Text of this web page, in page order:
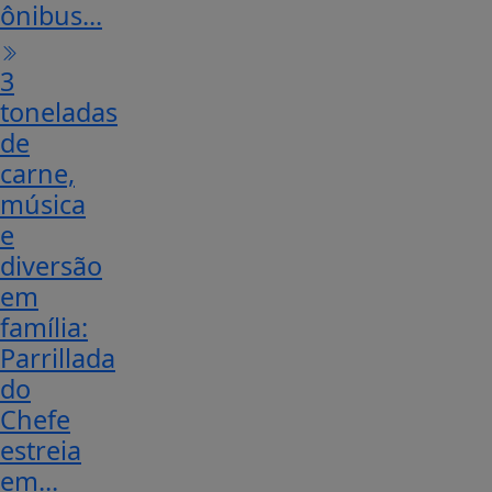
ônibus...
3
toneladas
de
carne,
música
e
diversão
em
família:
Parrillada
do
Chefe
estreia
em...